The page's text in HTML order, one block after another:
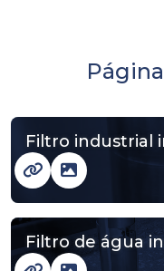
Filtro industrial
Filtro de água